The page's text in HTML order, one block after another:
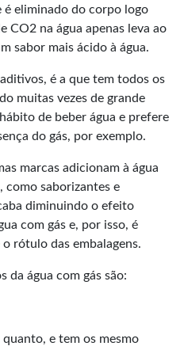
é eliminado do corpo logo
CO2 na água apenas leva ao
sabor mais ácido à água.
é a que tem todos os
muitas vezes de grande
de beber água e prefere
do gás, por exemplo.
marcas adicionam à água
como saborizantes e
diminuindo o efeito
com gás e, por isso, é
rótulo das embalagens.
da água com gás são:
e tem os mesmo